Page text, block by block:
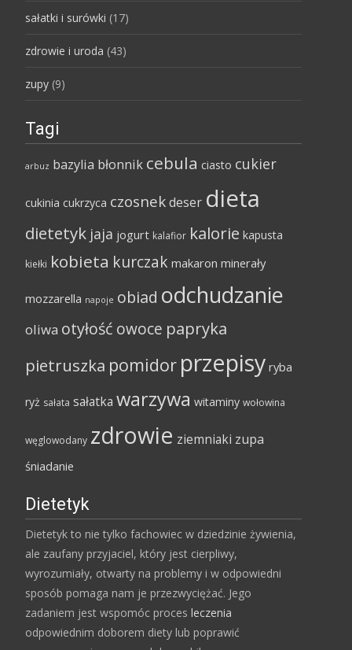
sałatki i surówki (17)
zdrowie i uroda (43)
zupy (9)
Tagi
arbuz bazylia błonnik cebula ciasto cukier
cukinia cukrzyca czosnekdeser dieta
dietetyk jaja jogurt kalafior kalorie kapusta
kiełki kobieta kurczak makaron minerały
mozzarella napoje obiad odchudzanie
oliwa otyłość owoce papryka
pietruszka pomidor przepisy ryba
ryż sałata sałatka warzywa witaminy wołowina
węglowodany zdrowie ziemniaki zupa
śniadanie
Dietetyk
Dietetyk to nie tylko fachowiec w dziedzinie żywienia,
ale zaufany przyjaciel, który jest cierpliwy,
wyrozumiały, otwarty na problemy i w odpowiedni
sposób pomaga nam je przezwyciężać. Jego
zadaniem jest wspomóc proces leczenia
odpowiednim doborem diety lub poprawić